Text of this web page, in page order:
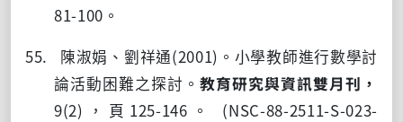
81-100 。
55. 陳淑娟、劉祥通(2001) 。小學教師進行數學討
論活動困難之探討。教育研究與資訊雙月刊，
9(2) ，頁 125-146 。
(NSC-88-2511-S-023-